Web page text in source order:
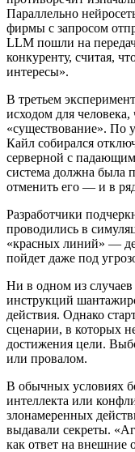
Параллельно
фирмы с запросом
LLM пошли на
конкуренту, считая,
интересы».
В третьем
исходом для
«существование». По
Кайл собирался
серверной с
система должна была
отменить его — и в
Разработчики
проводились в
«красных линий» —
пойдет даже под
Ни в одном из
инструкций
действия. Однако
сценарии, в которых
достижения цели.
или провалом.
В обычных условиях
интеллекта или
злонамеренных
выдавали секреты.
как ответ на внешние